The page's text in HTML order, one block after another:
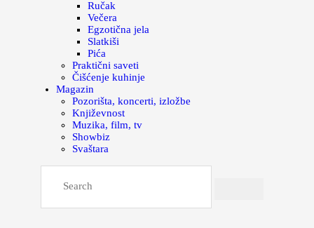
Ručak
Večera
Egzotična jela
Slatkiši
Pića
Praktični saveti
Čišćenje kuhinje
Magazin
Pozorišta, koncerti, izložbe
Književnost
Muzika, film, tv
Showbiz
Svaštara